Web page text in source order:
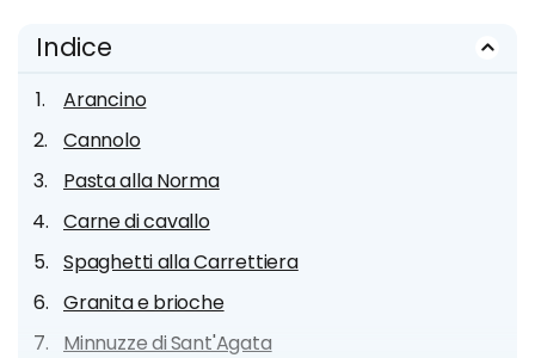
Indice
Arancino
Cannolo
Pasta alla Norma
Carne di cavallo
Spaghetti alla Carrettiera
Granita e brioche
Minnuzze di Sant'Agata